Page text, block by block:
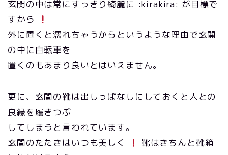
玄関の中は常にすっきり綺麗に :kirakira: が目標で
すから
外に置くと濡れちゃうからというような理由で玄関
の中に自転車を
置くのもあまり良いとはいえません。
更に、玄関の靴は出しっぱなしにしておくと人との
良縁を履きつぶ
してしまうと言われています。
玄関のたたきはいつも美しく
靴はきちんと靴箱